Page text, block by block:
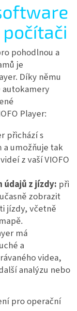
pohodlnou a
je
Díky němu
autokamery
Player:
přichází s
umožňuje tak
z vaší VIOFO
údajů z jízdy: při
zobrazit
jízdy, včetně
má
a
videa,
analýzu nebo
pro operační